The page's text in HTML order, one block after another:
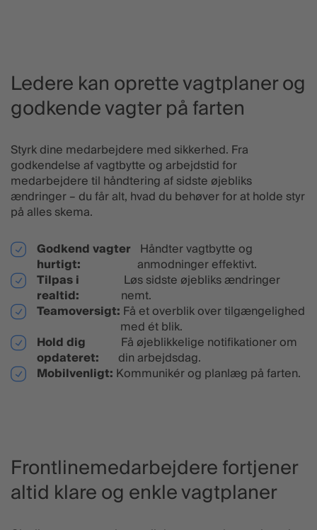
Ledere kan oprette vagtplaner og
godkende vagter på farten
Styrk dine medarbejdere med sikkerhed. Fra
godkendelse af vagtbytte og arbejdstid for
medarbejdere til håndtering af sidste øjebliks
ændringer – du får alt, hvad du behøver for at holde styr
på alles skema.
Godkend vagter
hurtigt:
Håndter vagtbytte og
anmodninger effektivt.
Tilpas i
realtid:
Løs sidste øjebliks ændringer
nemt.
Teamoversigt: Få et overblik over tilgængelighed
med ét blik.
Hold dig
opdateret:
Få øjeblikkelige notifikationer om
din arbejdsdag.
Mobilvenligt: Kommunikér og planlæg på farten.
Frontlinemedarbejdere fortjener
altid klare og enkle vagtplaner